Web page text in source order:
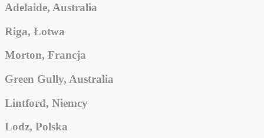
Adelaide, Australia
Riga, Łotwa
Morton, Francja
Green Gully, Australia
Lintford, Niemcy
Lodz, Polska